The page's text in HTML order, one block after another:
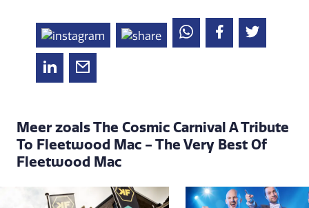
Meer zoals The Cosmic Carnival A Tribute
To Fleetwood Mac - The Very Best Of
Fleetwood Mac